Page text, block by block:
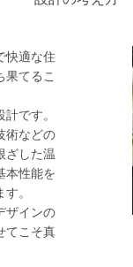
快適な住
てるこ
です。
術などの
ざした温
本性能を
。
ザインの
てこそ真